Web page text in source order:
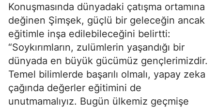
Konuşmasında dünyadaki çatışma ortamına
değinen Şimşek, güçlü bir geleceğin ancak
eğitimle inşa edilebileceğini belirtti:
“Soykırımların, zulümlerin yaşandığı bir
dünyada en büyük gücümüz gençlerimizdir.
Temel bilimlerde başarılı olmalı, yapay zeka
çağında değerler eğitimini de
unutmamalıyız. Bugün ülkemiz geçmişe